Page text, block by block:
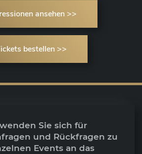
ansehen >>
bestellen >>
Sie sich für
und Rückfragen zu
Events an das